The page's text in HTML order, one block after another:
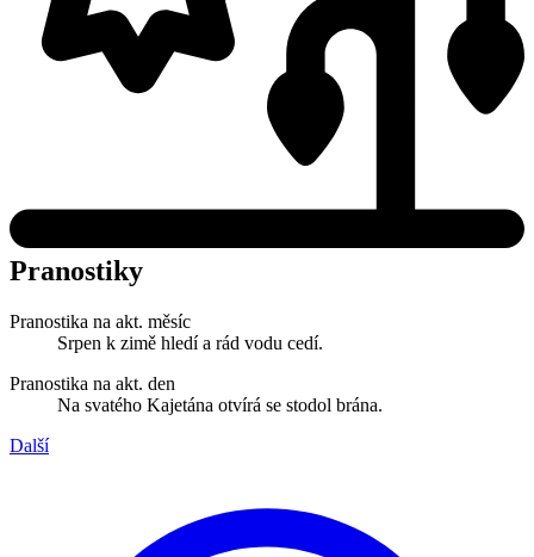
Pranostiky
Pranostika na akt. měsíc
Srpen k zimě hledí a rád vodu cedí.
Pranostika na akt. den
Na svatého Kajetána otvírá se stodol brána.
Další